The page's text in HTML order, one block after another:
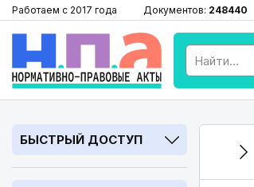
Работаем с 2017 года Документов: 248440
БЫСТРЫЙ ДОСТУП